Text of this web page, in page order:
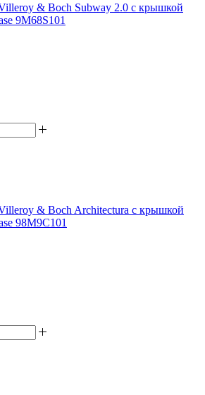
& Boch Subway 2.0 с крышкой
9M68S101
& Boch Architectura с крышкой
98M9C101